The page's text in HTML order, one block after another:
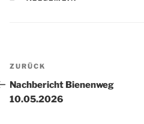
Beitragsnavigation
Vorheriger
Beitrag
ZURÜCK
Nachbericht Bienenweg
10.05.2026